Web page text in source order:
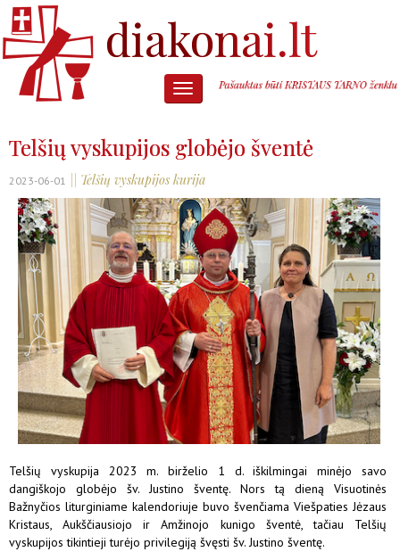
Telšių vyskupijos globėjo šventė
2023-06-01 || Telšių vyskupijos kurija
Telšių vyskupija 2023 m. birželio 1 d. iškilmingai minėjo savo
dangiškojo globėjo šv. Justino šventę. Nors tą dieną Visuotinės
Bažnyčios liturginiame kalendoriuje buvo švenčiama Viešpaties Jėzaus
Kristaus, Aukščiausiojo ir Amžinojo kunigo šventė, tačiau Telšių
vyskupijos tikintieji turėjo privilegiją švęsti šv. Justino šventę.